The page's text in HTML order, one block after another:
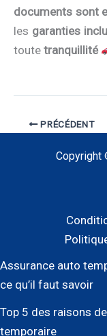
documents sont
les garanties
toute tranquillité
PRÉCÉDENT
Copyright
Assurance auto
ce qu’il faut savoir
Top 5 des raisons
temporaire